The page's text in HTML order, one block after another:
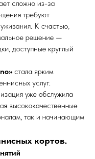
сложно из-за
требуют
К счастью,
решение —
доступные круглый
стала ярким
услуг.
уже обслужила
высококачественные
так и начинающим
кортов.